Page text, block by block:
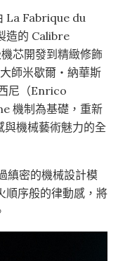
La Fabrique du
造的 Calibre
芯開發到精緻修飾
師米歇爾・納華斯
尼（Enrico
機制為基礎，重新
機械藝術魅力的全
縝密的機械設計模
順序般的律動感，將